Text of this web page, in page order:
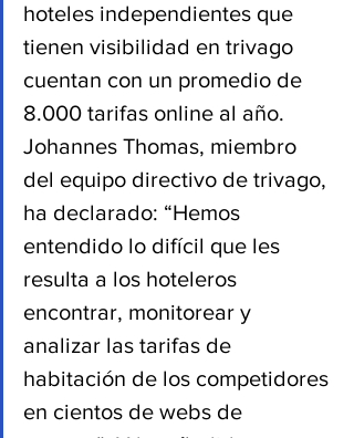
hoteles independientes que
tienen visibilidad en trivago
cuentan con un promedio de
8.000 tarifas online al año.
Johannes Thomas, miembro
del equipo directivo de trivago,
ha declarado: “Hemos
entendido lo difícil que les
resulta a los hoteleros
encontrar, monitorear y
analizar las tarifas de
habitación de los competidores
en cientos de webs de